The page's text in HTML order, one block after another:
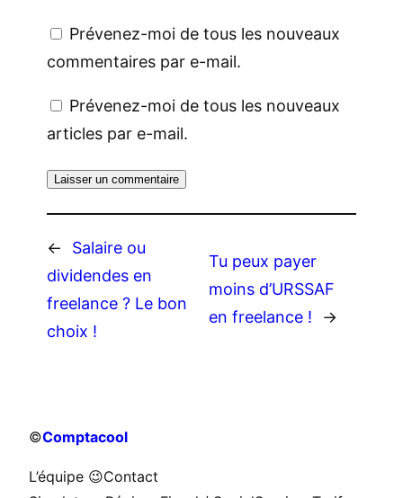
Prévenez-moi de tous les nouveaux
commentaires par e-mail.
Prévenez-moi de tous les nouveaux
articles par e-mail.
←
Salaire ou
dividendes en
freelance ? Le bon
choix !
Tu peux payer
moins d’URSSAF
en freelance !
→
©Comptacool
L’équipe 😉Contact